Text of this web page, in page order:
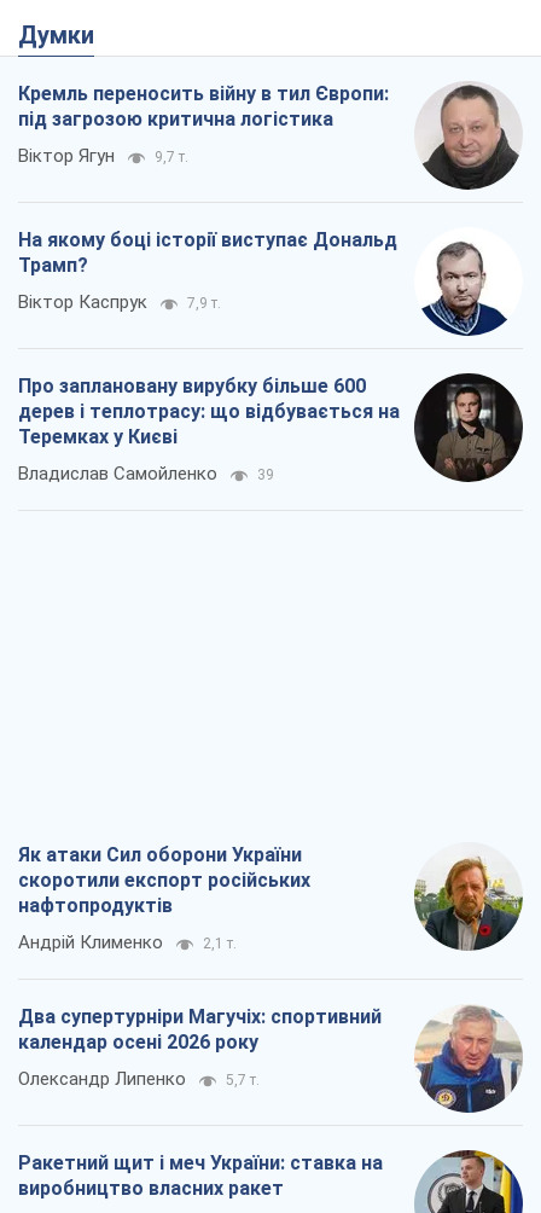
Думки
Кремль переносить війну в тил Європи:
під загрозою критична логістика
Віктор Ягун 9,7 т.
На якому боці історії виступає Дональд
Трамп?
Віктор Каспрук 7,9 т.
Про заплановану вирубку більше 600
дерев і теплотрасу: що відбувається на
Теремках у Києві
Владислав Самойленко 39
Як атаки Сил оборони України
скоротили експорт російських
нафтопродуктів
Андрій Клименко 2,1 т.
Два супертурніри Магучіх: спортивний
календар осені 2026 року
Олександр Липенко 5,7 т.
Ракетний щит і меч України: ставка на
виробництво власних ракет